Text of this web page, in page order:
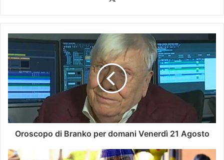
Oroscopo di Branko per domani Venerdì 21 Agosto